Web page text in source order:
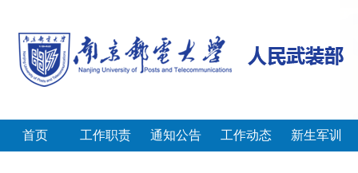
首页 工作职责 通知公告 工作动态 新生军训